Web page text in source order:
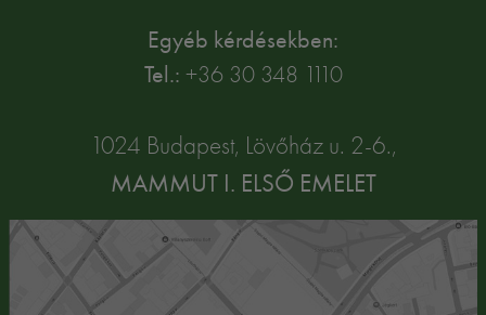
Egyéb kérdésekben:
Tel.: +36 30 348 1110
1024 Budapest, Lövőház u. 2-6.,
MAMMUT I. ELSŐ EMELET